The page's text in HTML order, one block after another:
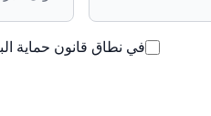
الخيارات خاصة إذا كان هناك
في نطاق قانون حماية